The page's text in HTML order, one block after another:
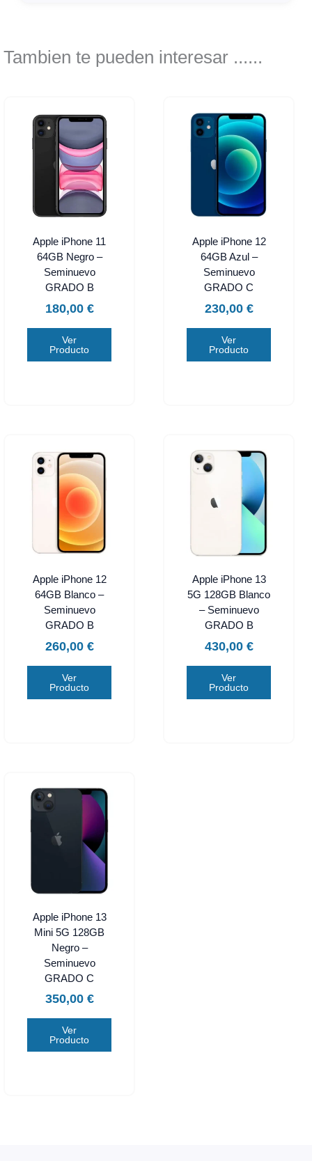
Tambien te pueden interesar ......
Apple iPhone 11
64GB Negro –
Seminuevo
GRADO B
180,00 €
Ver
Producto
Apple iPhone 12
64GB Azul –
Seminuevo
GRADO C
230,00 €
Ver
Producto
Apple iPhone 12
64GB Blanco –
Seminuevo
GRADO B
260,00 €
Ver
Producto
Apple iPhone 13
5G 128GB Blanco
– Seminuevo
GRADO B
430,00 €
Ver
Producto
Apple iPhone 13
Mini 5G 128GB
Negro –
Seminuevo
GRADO C
350,00 €
Ver
Producto